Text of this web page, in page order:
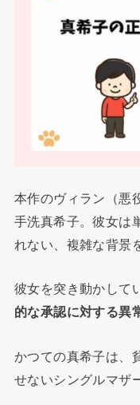
本作のヴィラン（悪
手洗真希子。彼女は
れない、複雑な背景
彼女を突き動かして
的な承認に対する異
かつての真希子は、
せないシングルマザ